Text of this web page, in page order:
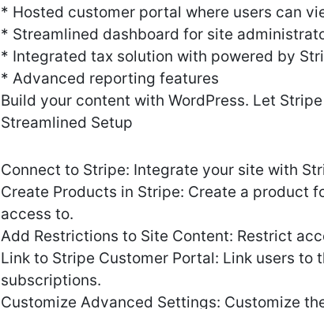
* Hosted customer portal where users can
* Streamlined dashboard for site
* Integrated tax solution with powered by
* Advanced reporting features
Build your content with WordPress. Let
Streamlined Setup
Connect to Stripe: Integrate your site with
Create Products in Stripe: Create a product
access to.
Add Restrictions to Site Content: Restrict
Link to Stripe Customer Portal: Link users
subscriptions.
Customize Advanced Settings: Customize